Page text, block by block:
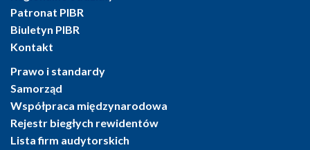
Patronat PIBR
Biuletyn PIBR
Kontakt
Prawo i standardy
Samorząd
Współpraca międzynarodowa
Rejestr biegłych rewidentów
Lista firm audytorskich